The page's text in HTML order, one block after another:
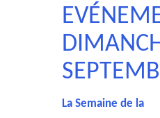
La Semaine de la